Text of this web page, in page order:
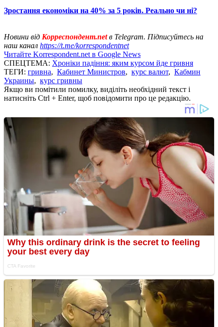
Зростання економіки на 40% за 5 років. Реально чи ні?
Новини від Корреспондент.netв Telegram. Підписуйтесь на
наш канал https://t.me/korrespondentnet
Читайте Korrespondent.net в Google News
СПЕЦТЕМА: Хроніки падіння: яким курсом йде гривня
ТЕГИ: гривна, Кабинет Министров, курс валют, Кабмин
Украины, курс гривны
Якщо ви помітили помилку, виділіть необхідний текст і
натисніть Ctrl + Enter, щоб повідомити про це редакцію.